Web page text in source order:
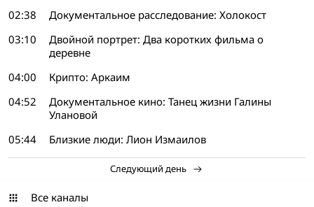
02:38
Документальное расследование: Холокост
03:10
Двойной портрет: Два коротких фильма о
деревне
04:00
Крипто: Аркаим
04:52
Документальное кино: Танец жизни Галины
Улановой
05:44
Близкие люди: Лион Измаилов
Следующий день
Все каналы